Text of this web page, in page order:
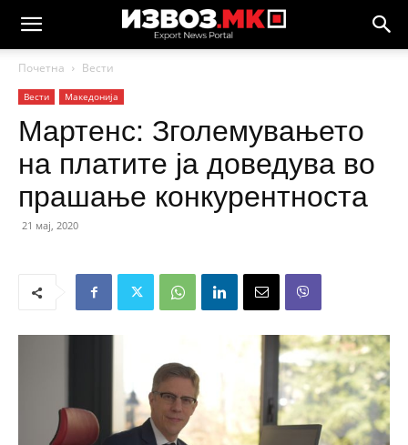
Почетна Вести
Вести Македонија
Мартенс: Зголемувањето
на платите ја доведува во
прашање конкурентноста
21 мај, 2020